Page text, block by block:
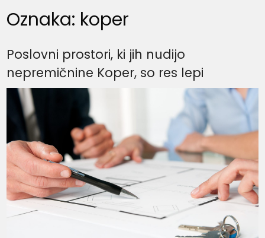
Oznaka: koper
Poslovni prostori, ki jih nudijo
nepremičnine Koper, so res lepi